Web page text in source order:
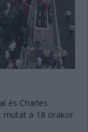
és Charles
mutat a 18 órakor